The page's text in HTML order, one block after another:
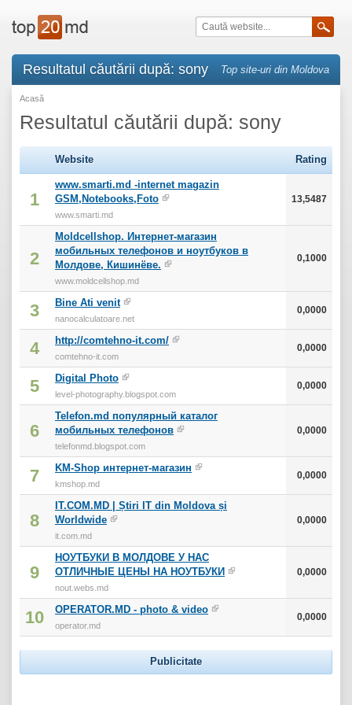
Resultatul căutării după: sony Top site-uri din Moldova
Acasă
Resultatul căutării după: sony
Website Rating
1
www.smarti.md -internet magazin
GSM,Notebooks,Foto
www.smarti.md
13,5487
2
Moldcellshop. Интернет-магазин
мобильных телефонов и ноутбуков в
Молдове, Кишинёве.
www.moldcellshop.md
0,1000
3 Bine Ati venit
nanocalculatoare.net
0,0000
4 http://comtehno-it.com/
comtehno-it.com
0,0000
5 Digital Photo
level-photography.blogspot.com
0,0000
6
Telefon.md популярный каталог
мобильных телефонов
telefonmd.blogspot.com
0,0000
7 KM-Shop интернет-магазин
kmshop.md
0,0000
8
IT.COM.MD | Știri IT din Moldova și
Worldwide
it.com.md
0,0000
9
НОУТБУКИ В МОЛДОВЕ У НАС
ОТЛИЧНЫЕ ЦЕНЫ НА НОУТБУКИ
nout.webs.md
0,0000
10 OPERATOR.MD - photo & video
operator.md
0,0000
Publicitate